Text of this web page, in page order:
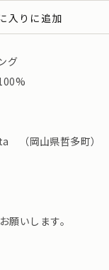
入りに追加
グ
岡山県哲多町）
いします。